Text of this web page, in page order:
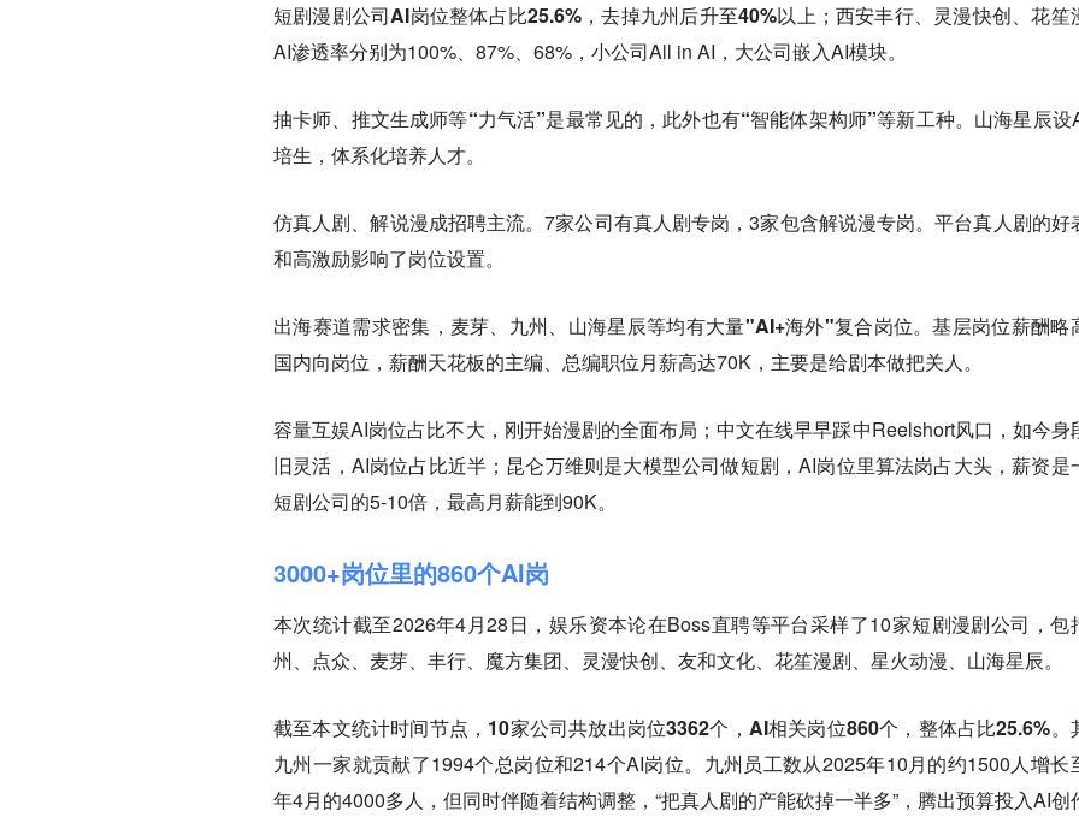
短剧漫剧公司AI岗位整体占比25.6%，去掉九州后升至40%以上 ；西安丰行、灵漫快创、花笙
AI渗透率分别为100%、87%、68%，小公司All in AI，大公司嵌入AI模块。
抽卡师、推文生成师等“力气活”是最常见的，此外也有“智能体架构师”等新工种。山海星辰设
培生，体系化培养人才。
仿真人剧、解说漫成招聘主流。7家公司有真人剧专岗，3家包含解说漫专岗。平台真人剧的好
和高激励影响了岗位设置。
出海赛道需求密集，麦芽、九州、山海星辰等均有大量"AI+海外"复合岗位。基层岗位薪酬略
国内向岗位，薪酬天花板的主编、总编职位月薪高达70K，主要是给剧本做把关人。
容量互娱AI岗位占比不大，刚开始漫剧的全面布局；中文在线早早踩中Reelshort风口，如今身
旧灵活，AI岗位占比近半；昆仑万维则是大模型公司做短剧，AI岗位里算法岗占大头，薪资是
短剧公司的5-10倍，最高月薪能到90K。
3000+岗位里的860个AI岗
本次统计截至2026年4月28日，娱乐资本论在Boss直聘等平台采样了10家短剧漫剧公司，包
州、点众、麦芽、丰行、魔方集团、灵漫快创、友和文化、花笙漫剧、星火动漫、山海星辰。
截至本文统计时间节点， 10家公司共放出岗位3362个，AI相关岗位860个，整体占比25.6%。
九州一家就贡献了1994个总岗位和214个AI岗位。九州员工数从2025年10月的约1500人增长
年4月的4000多人，但同时伴随着结构调整，“把真人剧的产能砍掉一半多”，腾出预算投入AI创